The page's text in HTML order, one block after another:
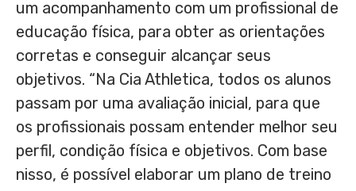
um acompanhamento com um profissional de
educação física, para obter as orientações
corretas e conseguir alcançar seus
objetivos. “Na Cia Athletica, todos os alunos
passam por uma avaliação inicial, para que
os profissionais possam entender melhor seu
perfil, condição física e objetivos. Com base
nisso, é possível elaborar um plano de treino